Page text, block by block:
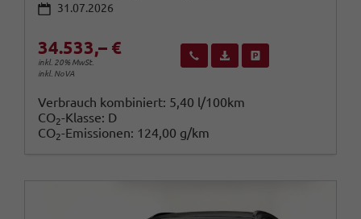
31.07.2026
34.533,– €
inkl. 20% MwSt.
inkl. NoVA
Wir rufen Sie anFahrzeugexposé (PDF)
Verbrauch kombiniert: 5,40 l/100km
CO2-Klasse: D
CO2-Emissionen: 124,00 g/km